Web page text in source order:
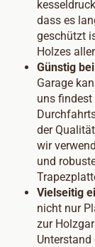
dass es
geschützt
Holzes
Günstig
Garage
uns
der
wir
und
Vielseitig
nicht nur
zur